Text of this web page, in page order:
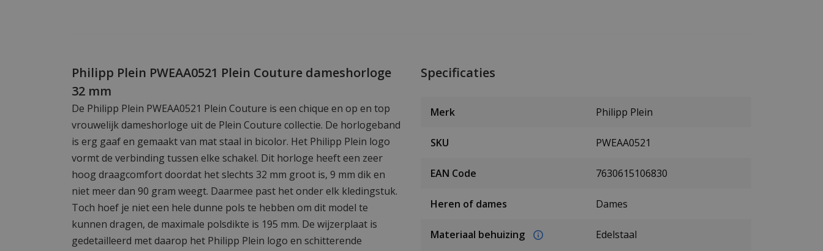
Philipp Plein PWEAA0521 Plein Couture dameshorloge
32 mm
De Philipp Plein PWEAA0521 Plein Couture is een chique en op en top
vrouwelijk dameshorloge uit de Plein Couture collectie. De horlogeband
is erg gaaf en gemaakt van mat staal in bicolor. Het Philipp Plein logo
vormt de verbinding tussen elke schakel. Dit horloge heeft een zeer
hoog draagcomfort doordat het slechts 32 mm groot is, 9 mm dik en
niet meer dan 90 gram weegt. Daarmee past het onder elk kledingstuk.
Toch hoef je niet een hele dunne pols te hebben om dit model te
kunnen dragen, de maximale polsdikte is 195 mm. De wijzerplaat is
gedetailleerd met daarop het Philipp Plein logo en schitterende
Specificaties
Merk Philipp Plein
SKU PWEAA0521
EAN Code 7630615106830
Heren of dames Dames
Materiaal behuizing Edelstaal